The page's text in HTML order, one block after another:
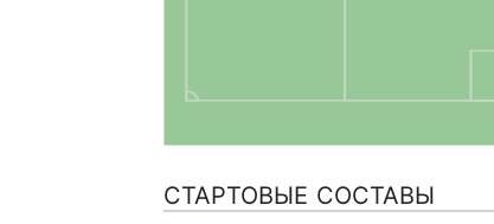
СТАРТОВЫЕ СОСТАВЫ